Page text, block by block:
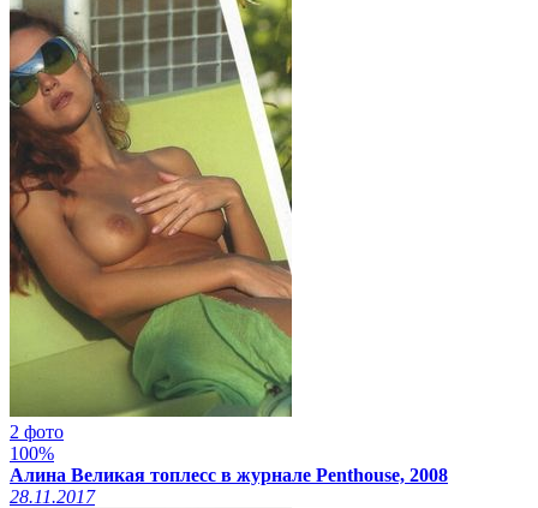
2 фото
100%
Алина Великая топлесс в журнале Penthouse, 2008
28.11.2017